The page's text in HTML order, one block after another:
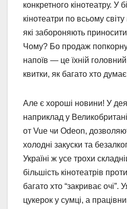
конкретного кінотеатру. У
кінотеатри по всьому
які забороняють приносити
Чому? Бо продаж
напоїв — це їхній
квитки, як багато хто
Але є хороші новини! У
наприклад у
от Vue чи Odeon,
холодні закуски та
Україні ж усе трохи
більшість кінотеатрів
багато хто “закриває очі”.
цукерок у сумці, а